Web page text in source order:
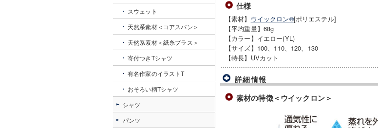
仕様
【素材】 ウイックロン®[ポリエステル]
【平均重量】68g
【カラー】イエロー(YL)
【サイズ】100、110、120、130
【特長】UVカット
詳細情報
素材の特徴＜ウイックロン＞
スウェット
天然系素材＜コアスパン＞
天然系素材＜紙糸プラス＞
寄付つきTシャツ
有名作家のイラストT
おそろい柄Tシャツ
シャツ
パンツ